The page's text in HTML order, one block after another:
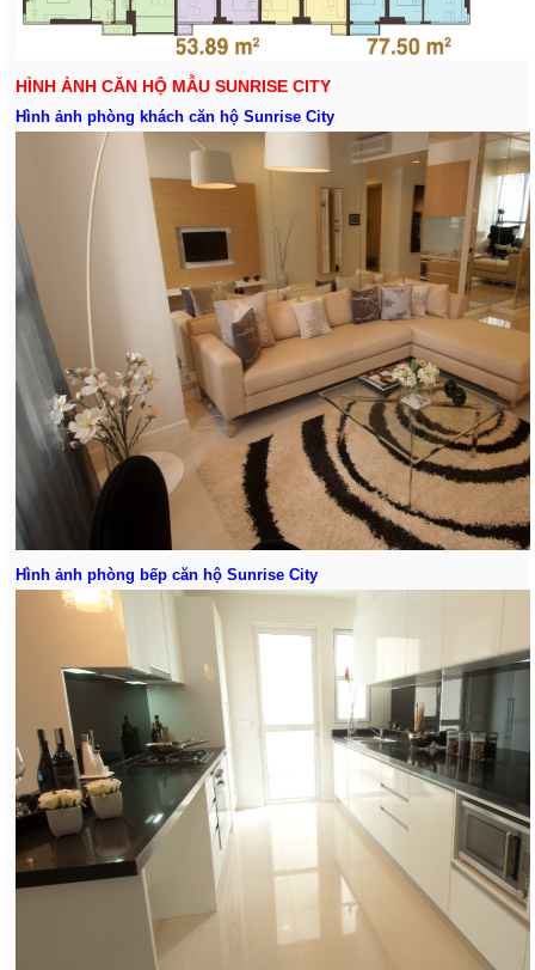
HÌNH ẢNH CĂN HỘ MẪU SUNRISE CITY
Hình ảnh phòng khách căn hộ Sunrise City
Hình ảnh phòng bếpcăn hộ Sunrise City